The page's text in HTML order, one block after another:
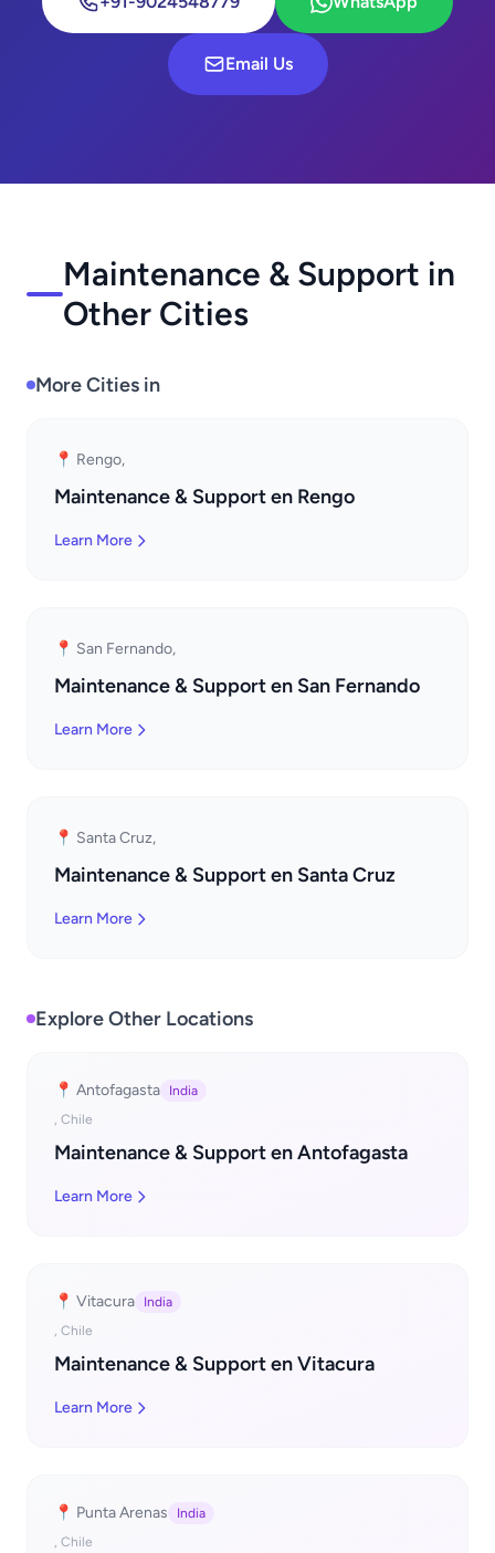
Email Us
Maintenance & Support in
Other Cities
More Cities in
📍 Rengo,
Maintenance & Support en Rengo
Learn More
📍 San Fernando,
Maintenance & Support en San Fernando
Learn More
📍 Santa Cruz,
Maintenance & Support en Santa Cruz
Learn More
Explore Other Locations
📍 Antofagasta
India
, Chile
Maintenance & Support en Antofagasta
Learn More
📍 Vitacura
India
, Chile
Maintenance & Support en Vitacura
Learn More
📍 Punta Arenas
India
, Chile